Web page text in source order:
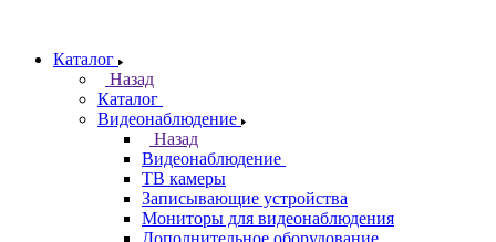
Каталог
Назад
Каталог
Видеонаблюдение
Назад
Видеонаблюдение
ТВ камеры
Записывающие устройства
Мониторы для видеонаблюдения
Дополнительное оборудование